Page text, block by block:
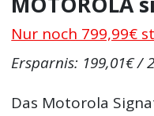
Nur noch 799,99€
Ersparnis: 199,01€ /
Das Motorola